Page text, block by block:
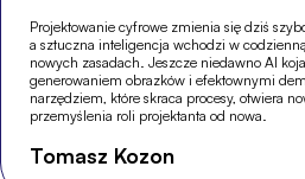
Projektowanie cyfrowe zmienia się dziś
a sztuczna inteligencja wchodzi w
nowych zasadach. Jeszcze niedawno AI
generowaniem obrazków i efektownymi
narzędziem, które skraca procesy, otwiera
przemyślenia roli projektanta od nowa.
Tomasz Kozon